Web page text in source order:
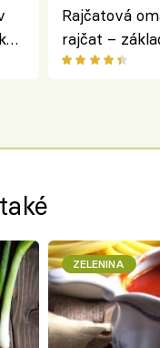
Rajčatová
rajčat –
ZELENINA